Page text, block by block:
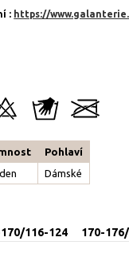
: https://
Pohlaví
Dámské
116-124 170-